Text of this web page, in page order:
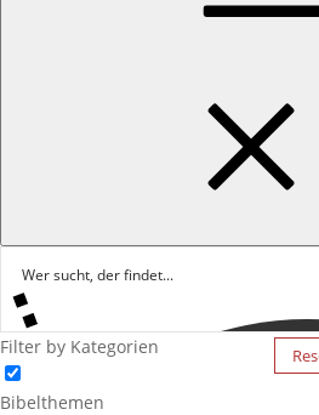
Filter by Kategorien
Bibelthemen